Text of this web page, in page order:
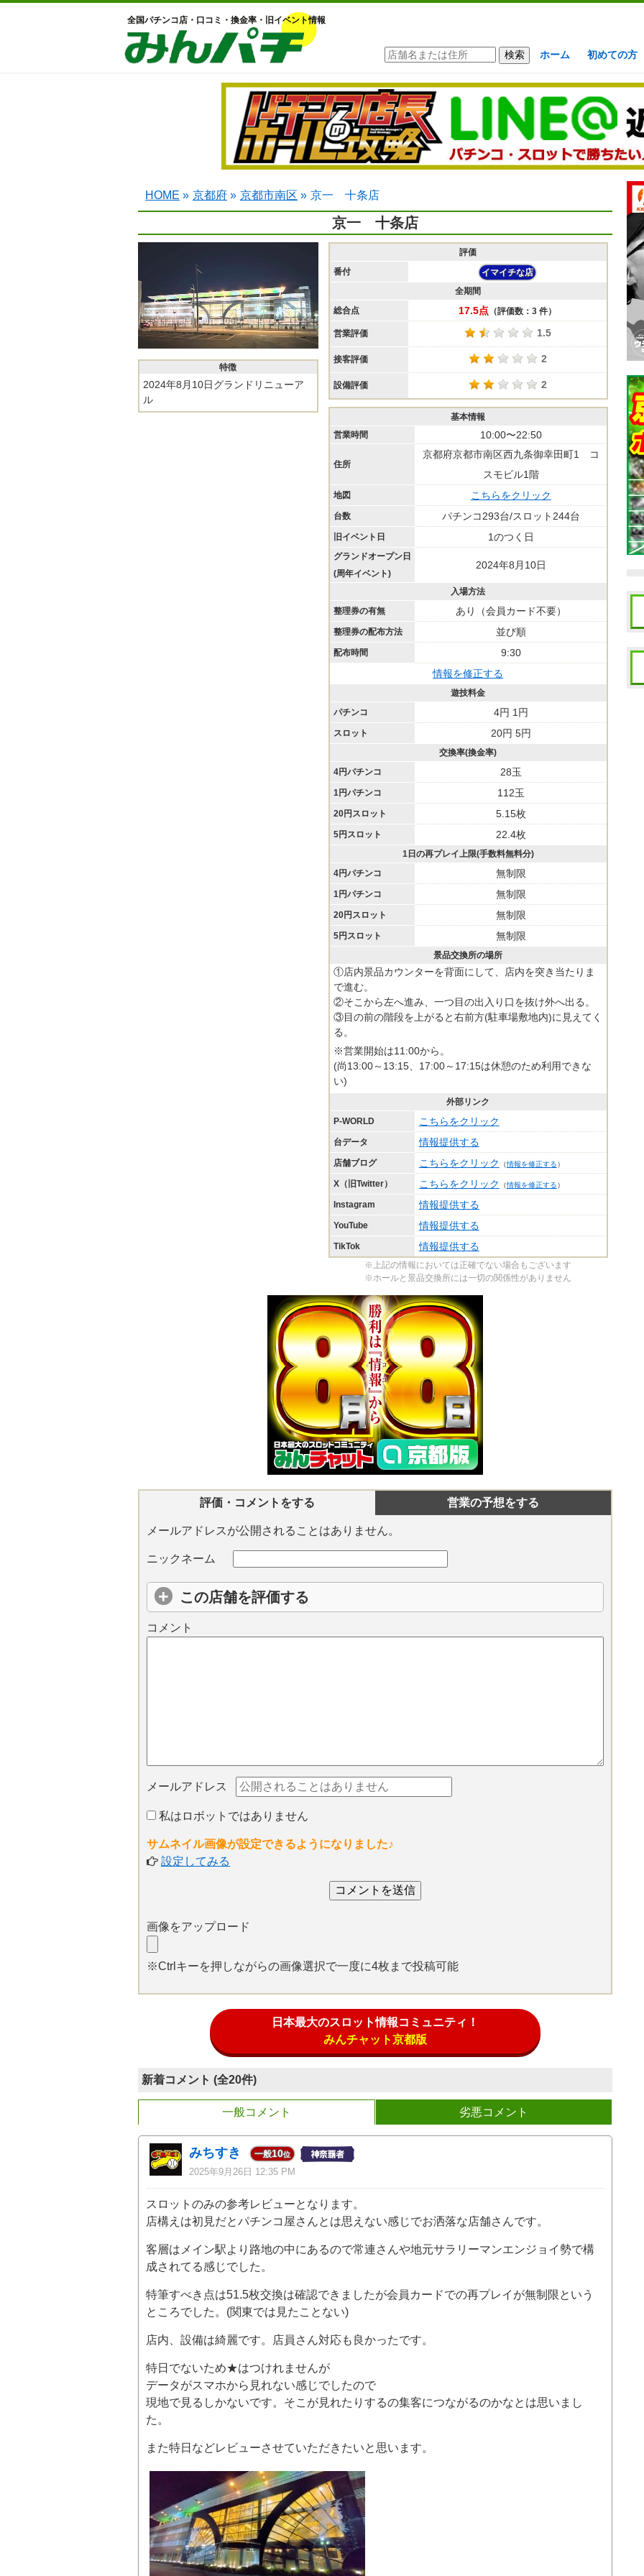
全国パチンコ店・口コミ・換金率・旧イベント情報
ホーム 初めての方
HOME » 京都府 » 京都市南区 » 京一 十条店
京一 十条店
特徴
2024年8月10日グランドリニューア
ル
評価
番付
イマイチな店
全期間
総合点
17.5点 （評価数：3 件）
営業評価 1.5
接客評価 2
設備評価 2
基本情報
営業時間
10:00〜22:50
住所
京都府京都市南区西九条御幸田町1 コ
スモビル1階
地図 こちらをクリック
台数 パチンコ293台/スロット244台
旧イベント日 1のつく日
グランドオープン日
(周年イベント)
2024年8月10日
入場方法
整理券の有無
あり（会員カード不要）
整理券の配布方法 並び順
配布時間
9:30
情報を修正する
遊技料金
パチンコ
4円 1円
スロット 20円 5円
交換率(換金率)
4円パチンコ
28玉
1円パチンコ 112玉
20円スロット 5.15枚
5円スロット 22.4枚
1日の再プレイ上限(手数料無料分)
4円パチンコ
無制限
1円パチンコ 無制限
20円スロット 無制限
5円スロット 無制限
景品交換所の場所
①店内景品カウンターを背面にして、店内を突き当たりま
で進む。
②そこから左へ進み、一つ目の出入り口を抜け外へ出る。
③目の前の階段を上がると右前方(駐車場敷地内)に見えてく
る。
※営業開始は11:00から。
(尚13:00～13:15、17:00～17:15は休憩のため利用できな
い)
外部リンク
P-WORLD
こちらをクリック
台データ 情報提供する
店舗ブログ こちらをクリック （情報を修正する）
X（旧Twitter） こちらをクリック （情報を修正する）
Instagram 情報提供する
YouTube 情報提供する
TikTok 情報提供する
※上記の情報においては正確でない場合もございます
※ホールと景品交換所には一切の関係性がありません
評価・コメントをする 営業の予想をする
メールアドレスが公開されることはありません。
ニックネーム
この店舗を評価する
コメント
メールアドレス
私はロボットではありません
サムネイル画像が設定できるようになりました♪
設定してみる
画像をアップロード
※Ctrlキーを押しながらの画像選択で一度に4枚まで投稿可能
日本最大のスロット情報コミュニティ！
みんチャット京都版
新着コメント (全20件)
一般コメント 劣悪コメント
みちすき 一般10位
2025年9月26日 12:35 PM
スロットのみの参考レビューとなります。
店構えは初見だとパチンコ屋さんとは思えない感じでお洒落な店舗さんです。
客層はメイン駅より路地の中にあるので常連さんや地元サラリーマンエンジョイ勢で構
成されてる感じでした。
特筆すべき点は51.5枚交換は確認できましたが会員カードでの再プレイが無制限という
ところでした。(関東では見たことない)
店内、設備は綺麗です。店員さん対応も良かったです。
特日でないため★はつけれませんが
データがスマホから見れない感じでしたので
現地で見るしかないです。そこが見れたりするの集客につながるのかなとは思いまし
た。
また特日などレビューさせていただきたいと思います。